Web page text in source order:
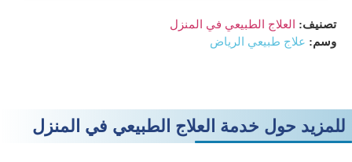
تصنيف:
العلاج الطبيعي في المنزل
وسم: علاج طبيعي الرياض
للمزيد حول خدمة العلاج الطبيعي في المنزل